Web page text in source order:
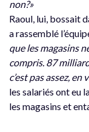
non?»
Raoul, lui, bossait
a rassemblé
que les magasins
compris. 87
c’est pas assez, en
les salariés ont eu
les magasins et